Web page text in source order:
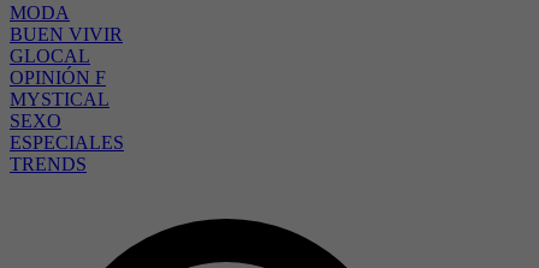
MODA
BUEN VIVIR
GLOCAL
OPINIÓN F
MYSTICAL
SEXO
ESPECIALES
TRENDS